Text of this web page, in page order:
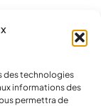
des technologies
informations des
permettra de